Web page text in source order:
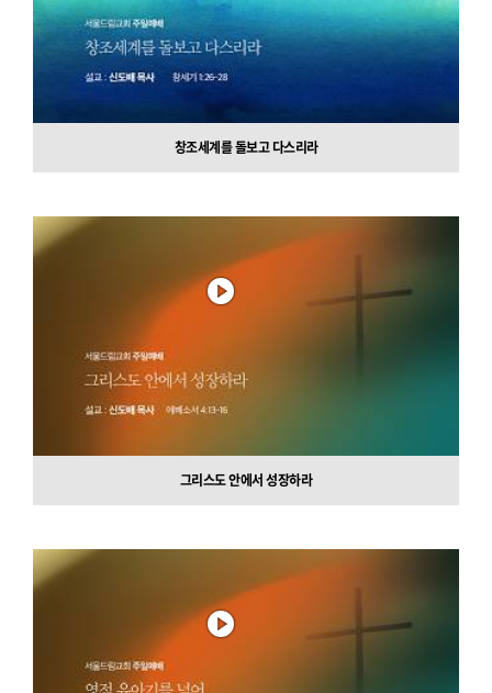
창조세계를 돌보고 다스리라
그리스도 안에서 성장하라